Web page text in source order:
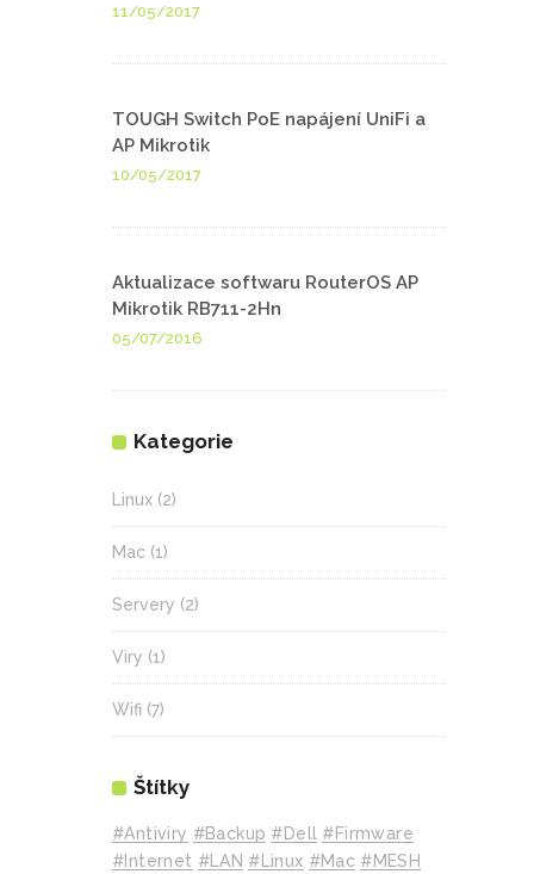
11/05/2017
TOUGH Switch PoE napájení UniFi a
AP Mikrotik
10/05/2017
Aktualizace softwaru RouterOS AP
Mikrotik RB711-2Hn
05/07/2016
Kategorie
Linux (2)
Mac (1)
Servery (2)
Viry (1)
Wifi (7)
Štítky
#Antiviry #backup #Dell
#Firmware
#internet #LAN #Linux #mac #MESH